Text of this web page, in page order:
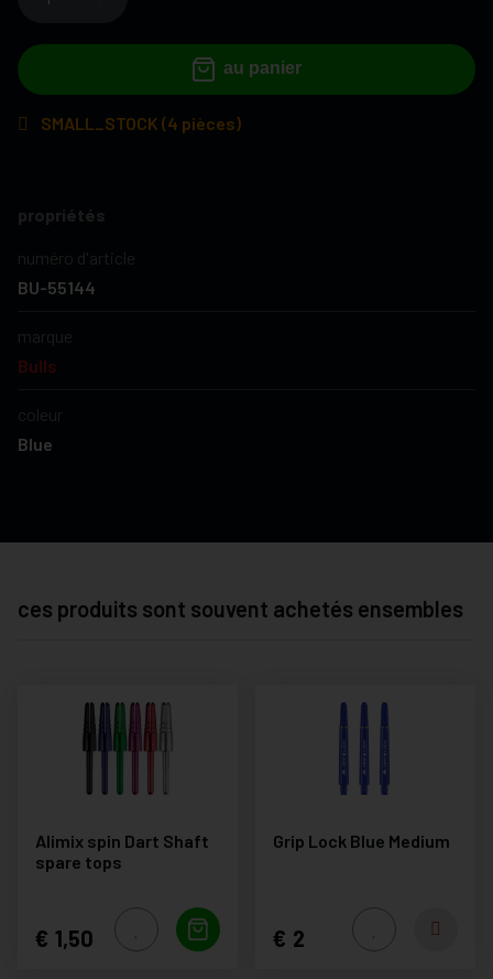
au panier
SMALL_STOCK (4 pièces)
propriétés
numéro d'article
BU-55144
marque
Bulls
coleur
Blue
ces produits sont souvent achetés ensembles
Alimix spin Dart Shaft
spare tops
1,50
Grip Lock Blue Medium
2